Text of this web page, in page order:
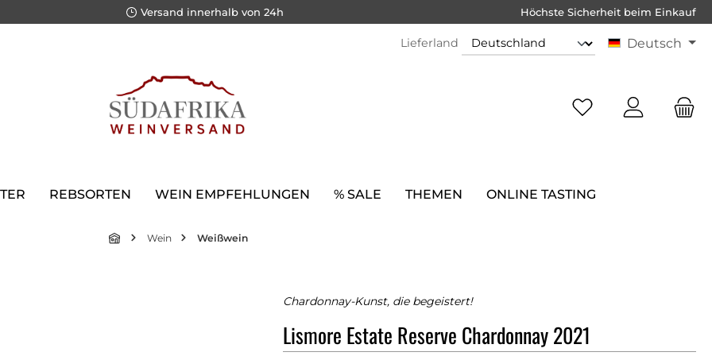
Versand innerhalb von 24h Höchste Sicherheit beim Einkauf
Lieferland Deutsch
REBSORTEN WEIN EMPFEHLUNGEN % SALE THEMEN ONLINE TASTING
Wein Weißwein
Chardonnay-Kunst, die begeistert!
Lismore Estate Reserve Chardonnay 2021